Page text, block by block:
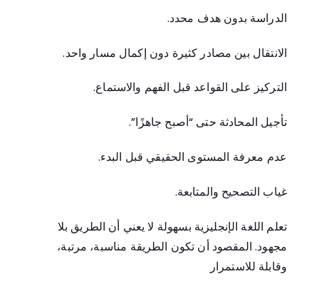
الدراسة بدون هدف محدد.
الانتقال بين مصادر كثيرة دون إكمال مسار واحد.
التركيز على القواعد قبل الفهم والاستماع.
تأجيل المحادثة حتى “أصبح جاهزًا”.
عدم معرفة المستوى الحقيقي قبل البدء.
غياب التصحيح والمتابعة.
تعلم اللغة الإنجليزية بسهولة لا يعني أن الطريق بلا
مجهود. المقصود أن تكون الطريقة مناسبة، مرتبة،
وقابلة للاستمرار